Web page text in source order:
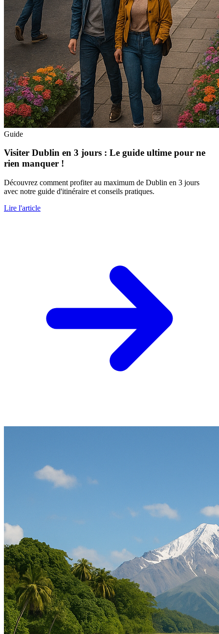
Guide
Visiter Dublin en 3 jours : Le guide ultime pour ne
rien manquer !
Découvrez comment profiter au maximum de Dublin en 3 jours
avec notre guide d'itinéraire et conseils pratiques.
Lire l'article